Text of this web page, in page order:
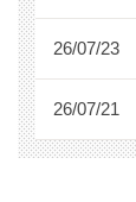
26/07/23
26/07/21